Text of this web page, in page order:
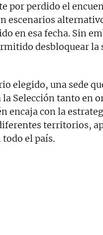
por perdido el
escenarios
en esa fecha. Sin
desbloquear la
elegido, una sede
Selección tanto en
encaja con la
territorios,
el país.